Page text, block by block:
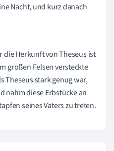
Nacht, und kurz danach
die Herkunft von Theseus ist
großen Felsen versteckte
Theseus stark genug war,
nahm diese Erbstücke an
seines Vaters zu treten.